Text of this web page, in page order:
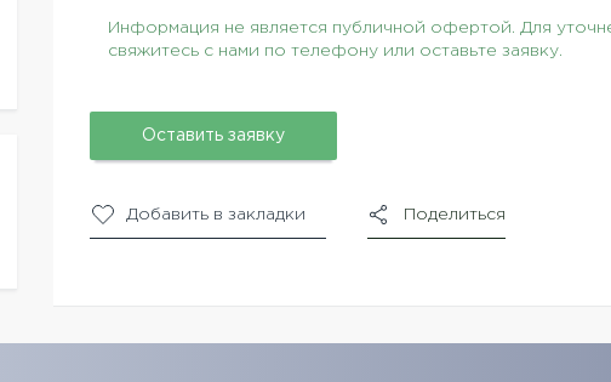
Информация не является публичной офертой. Для
свяжитесь с нами по телефону или оставьте заявку.
Оставить заявку
Добавить в закладки Поделиться